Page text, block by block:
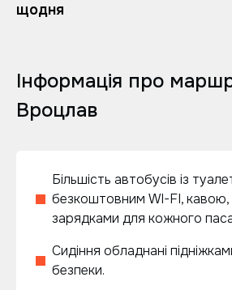
щодня
Інформація про
Вроцлав
Більшість автобусів із
безкоштовним WI-FI, кавою,
зарядками для кожного
Сидіння обладнані
безпеки.